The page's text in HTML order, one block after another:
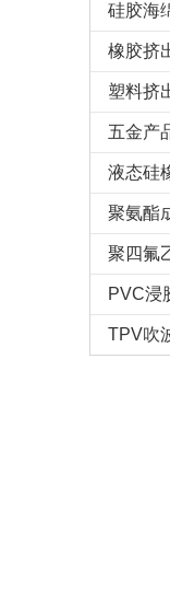
硅胶海
橡胶挤
塑料挤
五金产
液态硅
聚氨酯
聚四氟
PVC浸
TPV吹